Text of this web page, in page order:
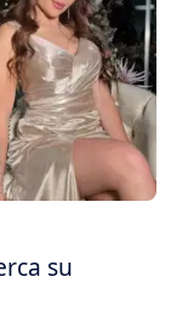
su